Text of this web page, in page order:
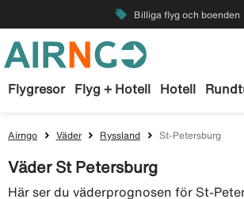
local_offer Billiga flyg och boenden
Flygresor Flyg + Hotell Hotell
Airngo Väder Ryssland St-Petersburg
Väder St Petersburg
Här ser du väderprognosen för St-